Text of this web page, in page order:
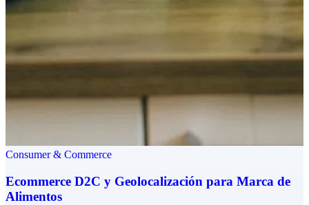
Consumer & Commerce
Ecommerce D2C y Geolocalización para Marca de
Alimentos